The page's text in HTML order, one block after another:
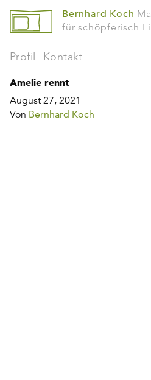
Bernhard Koch
für schöpferisch
Profil Kontakt
Amelie rennt
August 27, 2021
Von Bernhard Koch